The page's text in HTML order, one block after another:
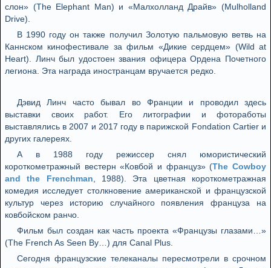
слон» (The Elephant Man) и «Малхолланд Драйв» (Mulholland
Drive).
В 1990 году он также получил Золотую пальмовую ветвь на
Каннском кинофестивале за фильм «Дикие сердцем» (Wild at
Heart). Линч был удостоен звания офицера Ордена Почетного
легиона. Эта награда иностранцам вручается редко.
Дэвид Линч часто бывал во Франции и проводил здесь
выставки своих работ. Его литографии и фотоработы
выставлялись в 2007 и 2017 году в парижской Fondation Cartier и
других галереях.
А в 1988 году режиссер снял юмористический
короткометражный вестерн «Ковбой и француз» (The Cowboy
and the Frenchman , 1988). Эта цветная короткометражная
комедия исследует столкновение американской и французской
культур через историю случайного появления француза на
ковбойском ранчо.
Фильм был создан как часть проекта «Французы глазами…»
(The French As Seen By…) для Canal Plus.
Сегодня французские телеканалы пересмотрели в срочном